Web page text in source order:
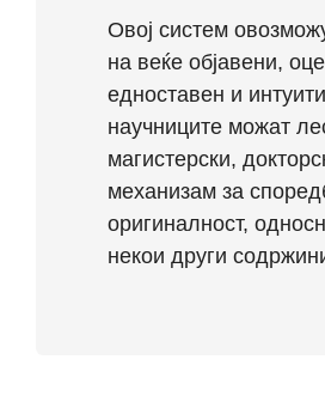
Овој систем
на веќе објавени,
едноставен и
научниците можат
магистерски,
механизам за
оригиналност,
некои други